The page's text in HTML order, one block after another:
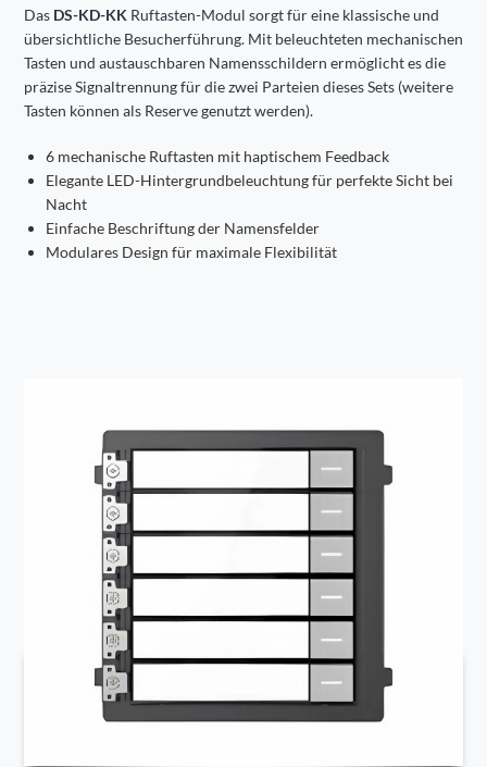
Das DS-KD-KK Ruftasten-Modul sorgt für eine klassische und
übersichtliche Besucherführung. Mit beleuchteten mechanischen
Tasten und austauschbaren Namensschildern ermöglicht es die
präzise Signaltrennung für die zwei Parteien dieses Sets (weitere
Tasten können als Reserve genutzt werden).
6 mechanische Ruftasten mit haptischem Feedback
Elegante LED-Hintergrundbeleuchtung für perfekte Sicht bei
Nacht
Einfache Beschriftung der Namensfelder
Modulares Design für maximale Flexibilität